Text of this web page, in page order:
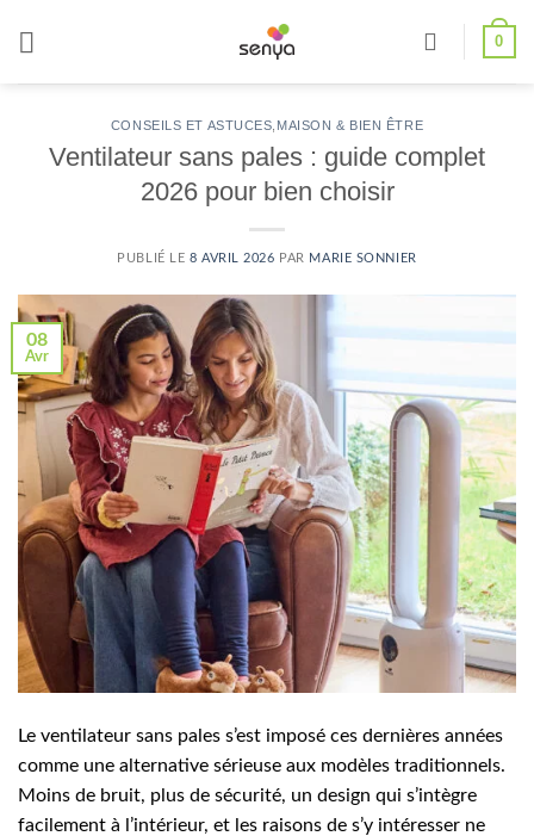
0
CONSEILS ET ASTUCES MAISON & BIEN ÊTRE
Ventilateur sans pales : guide complet
2026 pour bien choisir
PUBLIÉ LE 8 AVRIL 2026 PAR MARIE SONNIER
08
Avr
Le ventilateur sans pales s’est imposé ces dernières années
comme une alternative sérieuse aux modèles traditionnels.
Moins de bruit, plus de sécurité, un design qui s’intègre
facilement à l’intérieur, et les raisons de s’y intéresser ne